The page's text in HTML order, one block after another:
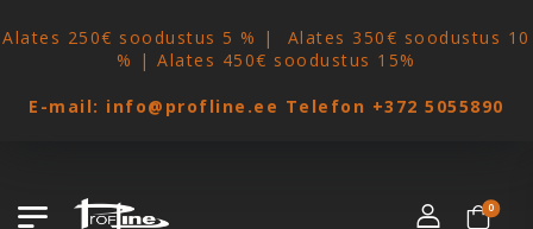
Alates 250€ soodustus 5 % | Alates 350€ soodustus 10
% | Alates 450€ soodustus 15%
E-mail: info@profline.ee Telefon +372 5055890
0